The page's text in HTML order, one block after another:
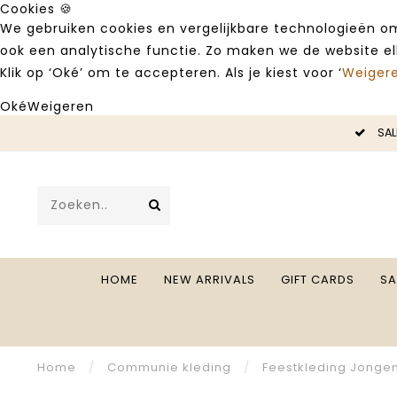
Cookies 🍪
We gebruiken cookies en vergelijkbare technologieën
ook een analytische functie. Zo maken we de website
Klik op ‘Oké’ om te accepteren. Als je kiest voor ‘
OkéWeigeren
HOME NEW ARRIVALS GIFT CARDS
Home / Communie kleding / Feestkleding